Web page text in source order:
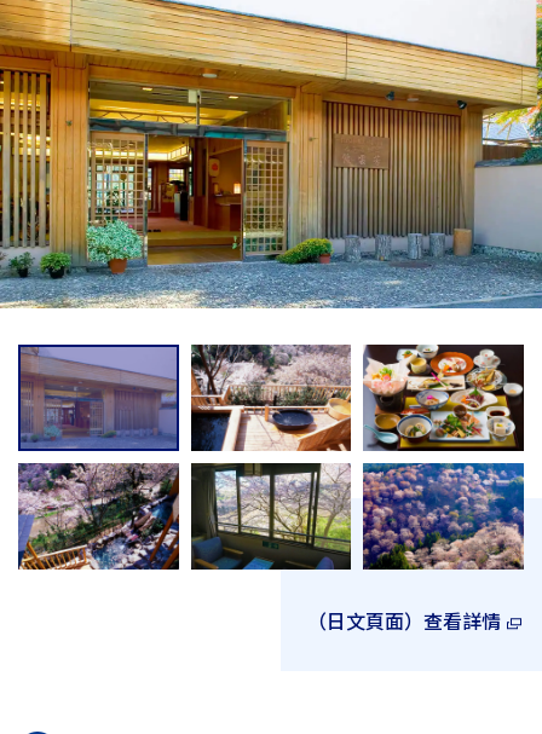
（日文頁面）查看詳情